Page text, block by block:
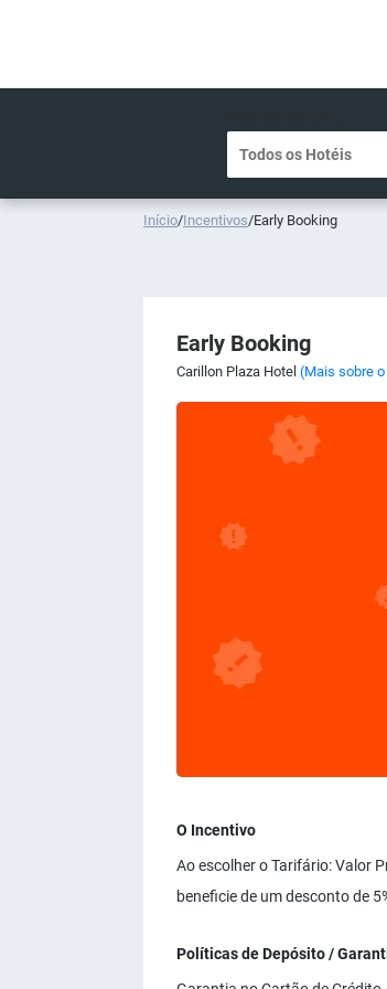
Início/Incentivos/Early Booking
Early Booking
Carillon Plaza Hotel (Mais sobre
O Incentivo
Ao escolher o Tarifário: Valor
beneficie de um desconto de
Políticas de Depósito /